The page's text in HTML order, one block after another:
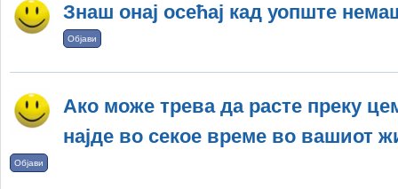
Знаш онај осећај кад уопште
Објави
Ако може трева да расте преку
најде во секое време во вашиот
Објави